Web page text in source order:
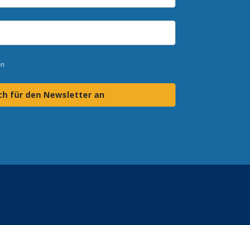
für den Newsletter an